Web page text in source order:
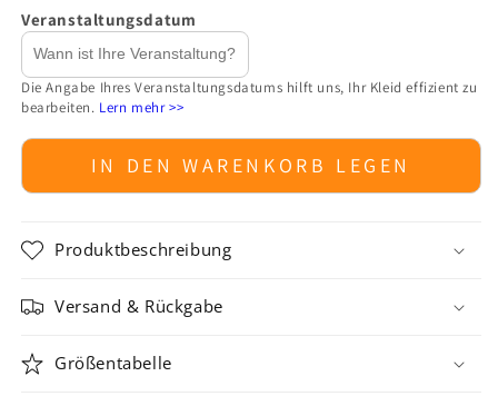
Veranstaltungsdatum
Die Angabe Ihres Veranstaltungsdatums hilft uns, Ihr Kleid effizient zu
bearbeiten. Lern mehr >>
IN DEN WARENKORB LEGEN
Produktbeschreibung
Versand & Rückgabe
Größentabelle